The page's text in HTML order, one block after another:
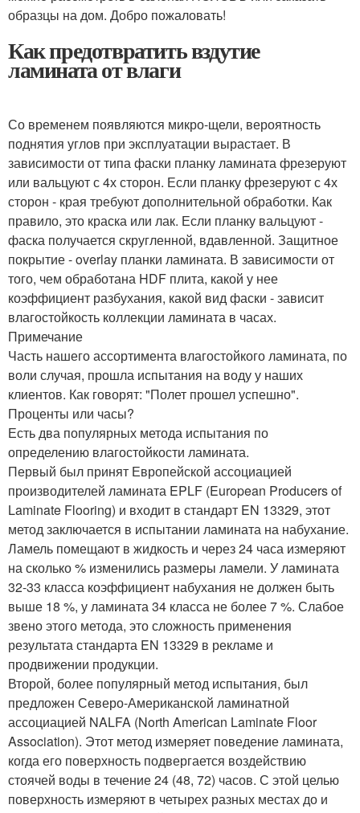
образцы на дом. Добро пожаловать!
Как предотвратить вздутие
ламината от влаги
Со временем появляются микро-щели, вероятность
поднятия углов при эксплуатации вырастает. В
зависимости от типа фаски планку ламината фрезеруют
или вальцуют с 4х сторон. Если планку фрезеруют с 4х
сторон - края требуют дополнительной обработки. Как
правило, это краска или лак. Если планку вальцуют -
фаска получается скругленной, вдавленной. Защитное
покрытие - overlay планки ламината. В зависимости от
того, чем обработана HDF плита, какой у нее
коэффициент разбухания, какой вид фаски - зависит
влагостойкость коллекции ламината в часах.
Примечание
Часть нашего ассортимента влагостойкого ламината, по
воли случая, прошла испытания на воду у наших
клиентов. Как говорят: "Полет прошел успешно".
Проценты или часы?
Есть два популярных метода испытания по
определению влагостойкости ламината.
Первый был принят Европейской ассоциацией
производителей ламината EPLF (European Producers of
Laminate Flooring) и входит в стандарт EN 13329, этот
метод заключается в испытании ламината на набухание.
Ламель помещают в жидкость и через 24 часа измеряют
на сколько % изменились размеры ламели. У ламината
32-33 класса коэффициент набухания не должен быть
выше 18 %, у ламината 34 класса не более 7 %. Слабое
звено этого метода, это сложность применения
результата стандарта EN 13329 в рекламе и
продвижении продукции.
Второй, более популярный метод испытания, был
предложен Северо-Американской ламинатной
ассоциацией NALFA (North American Laminate Floor
Association). Этот метод измеряет поведение ламината,
когда его поверхность подвергается воздействию
стоячей воды в течение 24 (48, 72) часов. С этой целью
поверхность измеряют в четырех разных местах до и